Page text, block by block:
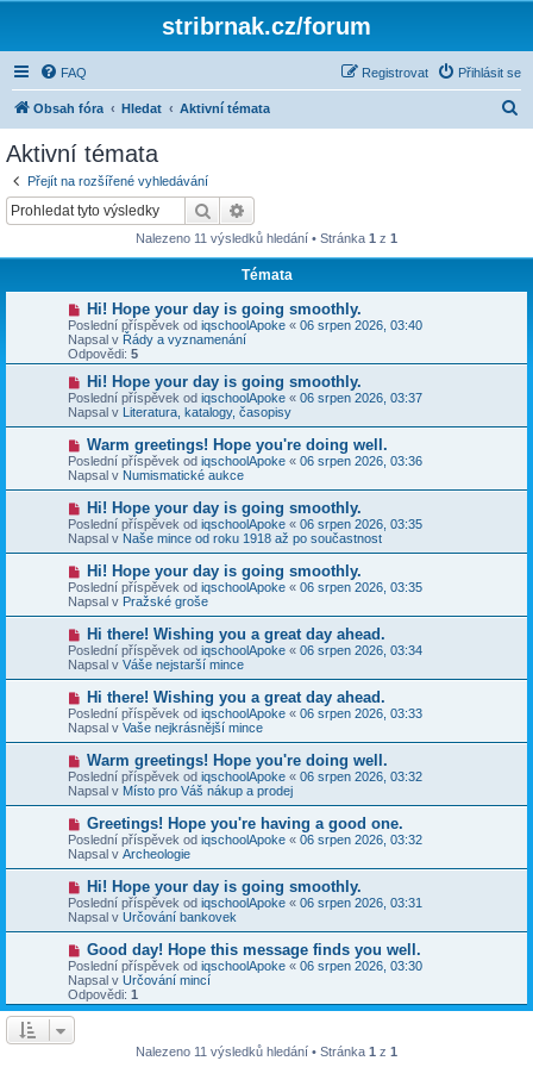
stribrnak.cz/forum
FAQ Přihlásit se
Registrovat
Obsah fóra Hledat Aktivní témata
Aktivní témata
Přejít na rozšířené vyhledávání
Hledat
Nalezeno 11 výsledků hledání • Stránka 1 z 1
Témata
N
o
v
ý
p
s
p
v
e
k
Hi! Hope your day is going smoothly.
Poslední příspěvek od iqschoolApoke « 06 srpen 2026, 03:40
Napsal v Řády a vyznamenání
Odpovědi: 5
N
o
v
ý
p
í
s
p
v
e
k
Hi! Hope your day is going smoothly.
Poslední příspěvek od iqschoolApoke « 06 srpen 2026, 03:37
Napsal v Literatura, katalogy, časopisy
N
o
v
ý
p
í
s
p
v
e
k
Warm greetings! Hope you're doing well.
Poslední příspěvek od iqschoolApoke « 06 srpen 2026, 03:36
Napsal v Numismatické aukce
N
o
v
ý
p
í
s
p
v
e
k
Hi! Hope your day is going smoothly.
Poslední příspěvek od iqschoolApoke « 06 srpen 2026, 03:35
Napsal v Naše mince od roku 1918 až po součastnost
N
o
v
ý
p
í
s
p
v
e
k
Hi! Hope your day is going smoothly.
Poslední příspěvek od iqschoolApoke « 06 srpen 2026, 03:35
Napsal v Pražské groše
N
o
v
ý
p
í
s
p
ě
v
e
k
Hi there! Wishing you a great day ahead.
Poslední příspěvek od iqschoolApoke « 06 srpen 2026, 03:34
Napsal v Váše nejstarší mince
N
o
v
ý
p
í
s
p
ě
v
e
k
Hi there! Wishing you a great day ahead.
Poslední příspěvek od iqschoolApoke « 06 srpen 2026, 03:33
Napsal v Vaše nejkrásnější mince
N
o
v
ý
í
s
p
v
e
k
Warm greetings! Hope you're doing well.
Poslední příspěvek od iqschoolApoke « 06 srpen 2026, 03:32
Napsal v Místo pro Váš nákup a prodej
N
o
v
ý
p
í
s
p
ě
v
e
k
Greetings! Hope you're having a good one.
Poslední příspěvek od iqschoolApoke « 06 srpen 2026, 03:32
Napsal v Archeologie
N
o
v
ý
í
s
p
ě
Hi! Hope your day is going smoothly.
Poslední příspěvek od iqschoolApoke « 06 srpen 2026, 03:31
Napsal v Určování bankovek
N
o
v
ý
p
Good day! Hope this message finds you well.
Poslední příspěvek od iqschoolApoke « 06 srpen 2026, 03:30
Napsal v Určování mincí
Odpovědi: 1
Nalezeno 11 výsledků hledání • Stránka 1 z 1